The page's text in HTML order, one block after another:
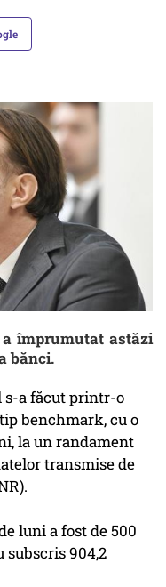
împrumutat astăzi
bănci.
s-a făcut printr-o
benchmark, cu o
la un randament
transmise de
luni a fost de 500
subscris 904,2